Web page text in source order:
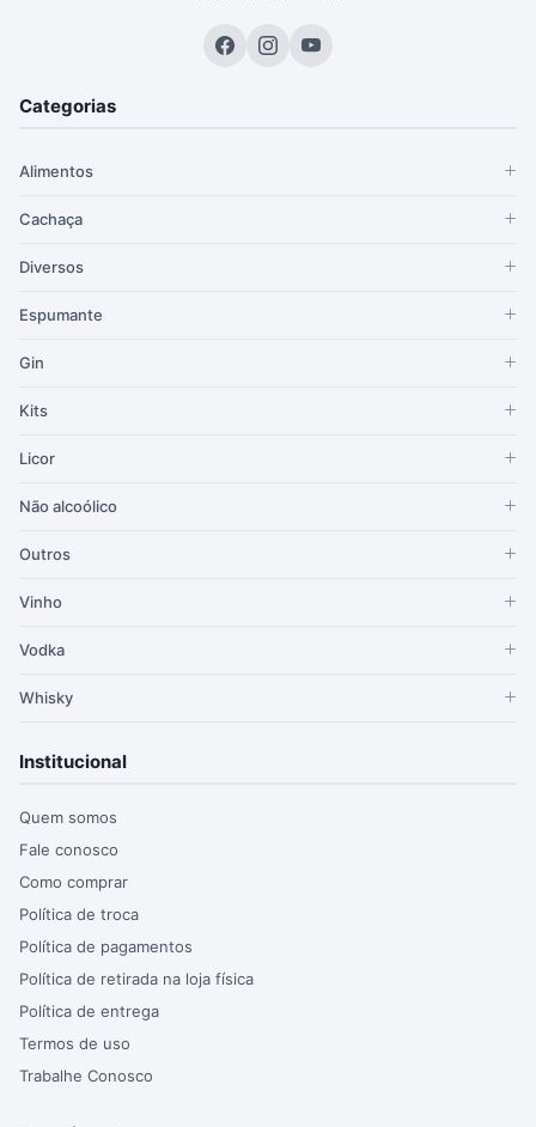
Categorias
Alimentos
Cachaça
Diversos
Espumante
Gin
Kits
Licor
Não alcoólico
Outros
Vinho
Vodka
Whisky
Institucional
Quem somos
Fale conosco
Como comprar
Política de troca
Política de pagamentos
Política de retirada na loja física
Política de entrega
Termos de uso
Trabalhe Conosco